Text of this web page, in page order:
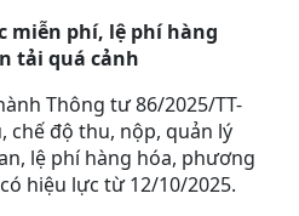
miễn phí, lệ phí hàng
tải quá cảnh
Thông tư 86/2025/TT-
chế độ thu, nộp, quản lý
lệ phí hàng hóa, phương
hiệu lực từ 12/10/2025.